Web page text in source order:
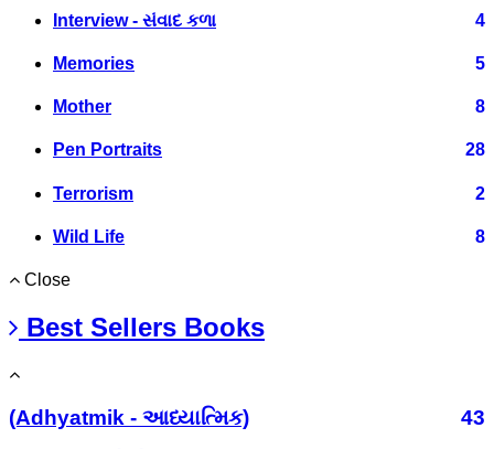
Interview - સંવાદ કળા 4
Memories 5
Mother 8
Pen Portraits 28
Terrorism 2
Wild Life 8
Close
Best Sellers Books
(Adhyatmik - આધ્યાત્મિક)
43